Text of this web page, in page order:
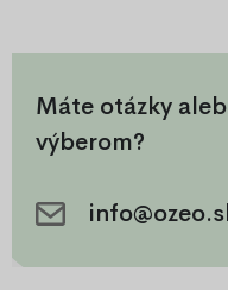
exteriéri.
Máte otázky
výberom?